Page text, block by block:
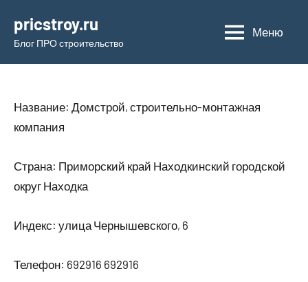
содержимому
pricstroy.ru
Блог ПРО строительство
Меню
Название: Домстрой, строительно-монтажная
компания
Страна: Приморский край Находкинский городской
округ Находка
Индекс: улица Чернышевского, 6
Телефон: 692916 692916